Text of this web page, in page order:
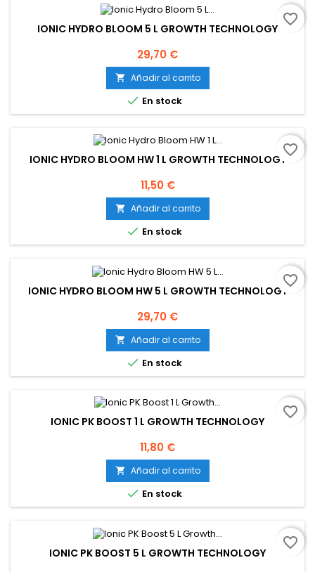
IONIC HYDRO BLOOM 5 L GROWTH TECHNOLOGY
Precio
29,70 €
 Añadir al carrito
 En stock
favorite_border
IONIC HYDRO BLOOM HW 1 L GROWTH TECHNOLOGY
Precio
11,50 €
 Añadir al carrito
 En stock
favorite_border
IONIC HYDRO BLOOM HW 5 L GROWTH TECHNOLOGY
Precio
29,70 €
 Añadir al carrito
 En stock
favorite_border
IONIC PK BOOST 1 L GROWTH TECHNOLOGY
Precio
11,80 €
 Añadir al carrito
 En stock
favorite_border
IONIC PK BOOST 5 L GROWTH TECHNOLOGY
favorite_border